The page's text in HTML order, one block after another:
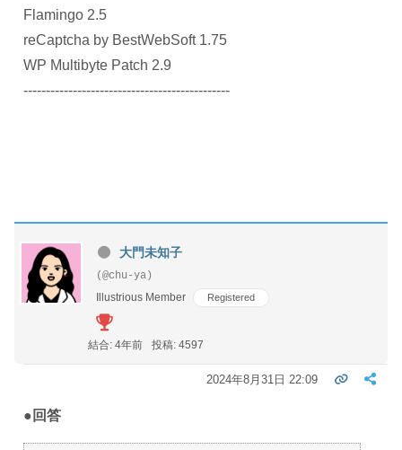
Flamingo 2.5
reCaptcha by BestWebSoft 1.75
WP Multibyte Patch 2.9
----------------------------------------------
大門未知子
(@chu-ya)
Illustrious Member
Registered
結合: 4年前 投稿: 4597
2024年8月31日 22:09
●回答